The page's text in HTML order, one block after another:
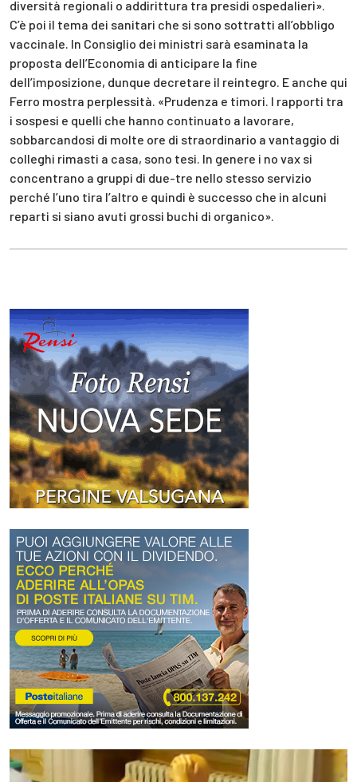
diversità regionali o addirittura tra presidi ospedalieri».
C’è poi il tema dei sanitari che si sono sottratti all’obbligo
vaccinale. In Consiglio dei ministri sarà esaminata la
proposta dell’Economia di anticipare la fine
dell’imposizione, dunque decretare il reintegro. E anche qui
Ferro mostra perplessità. «Prudenza e timori. I rapporti tra
i sospesi e quelli che hanno continuato a lavorare,
sobbarcandosi di molte ore di straordinario a vantaggio di
colleghi rimasti a casa, sono tesi. In genere i no vax si
concentrano a gruppi di due-tre nello stesso servizio
perché l’uno tira l’altro e quindi è successo che in alcuni
reparti si siano avuti grossi buchi di organico».